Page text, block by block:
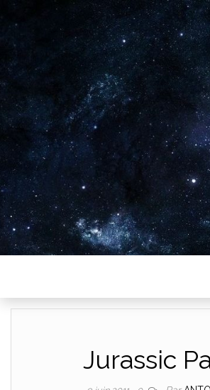
Plus de 2800 critiques
Jurassic